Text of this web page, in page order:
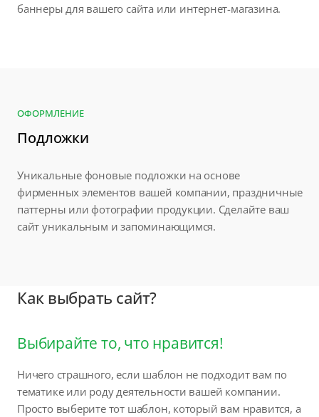
баннеры для вашего сайта или интернет-магазина.
ОФОРМЛЕНИЕ
Подложки
Уникальные фоновые подложки на основе
фирменных элементов вашей компании, праздничные
паттерны или фотографии продукции. Сделайте ваш
сайт уникальным и запоминающимся.
Как выбрать сайт?
Выбирайте то, что нравится!
Ничего страшного, если шаблон не подходит вам по
тематике или роду деятельности вашей компании.
Просто выберите тот шаблон, который вам нравится, а